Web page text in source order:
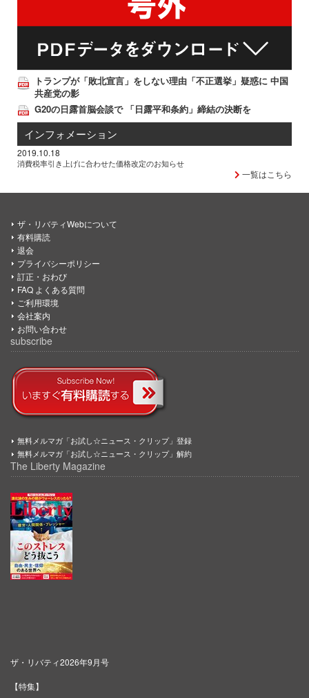
トランプが「敗北宣言」をしない理由「不正選挙」疑惑に 中国
共産党の影
G20の日露首脳会談で 「日露平和条約」締結の決断を
インフォメーション
2019.10.18
消費税率引き上げに合わせた価格改定のお知らせ
一覧はこちら
ザ・リバティWebについて
有料購読
退会
プライバシーポリシー
訂正・おわび
FAQ よくある質問
ご利用環境
会社案内
お問い合わせ
subscribe
無料メルマガ「お試し☆ニュース・クリップ」登録
無料メルマガ「お試し☆ニュース・クリップ」解約
The Liberty Magazine
ザ・リバティ2026年9月号
【特集】